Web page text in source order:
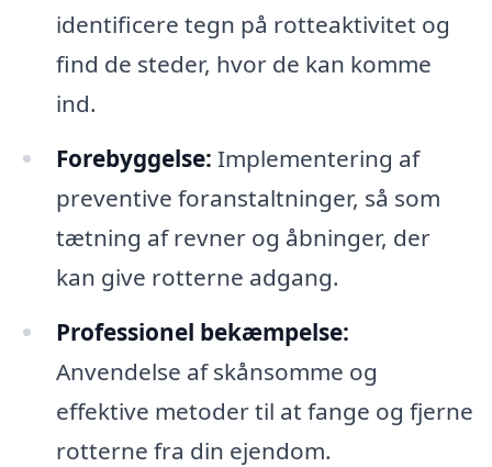
identificere tegn på rotteaktivitet og
find de steder, hvor de kan komme
ind.
Forebyggelse: Implementering af
preventive foranstaltninger, så som
tætning af revner og åbninger, der
kan give rotterne adgang.
Professionel bekæmpelse:
Anvendelse af skånsomme og
effektive metoder til at fange og fjerne
rotterne fra din ejendom.